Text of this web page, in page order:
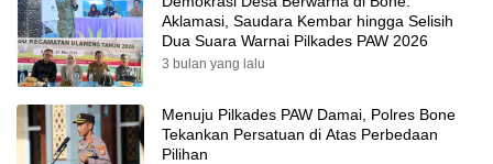
Aklamasi, Saudara Kembar hingga Selisih
Dua Suara Warnai Pilkades PAW 2026
3 bulan yang lalu
Menuju Pilkades PAW Damai, Polres Bone
Tekankan Persatuan di Atas Perbedaan
Pilihan